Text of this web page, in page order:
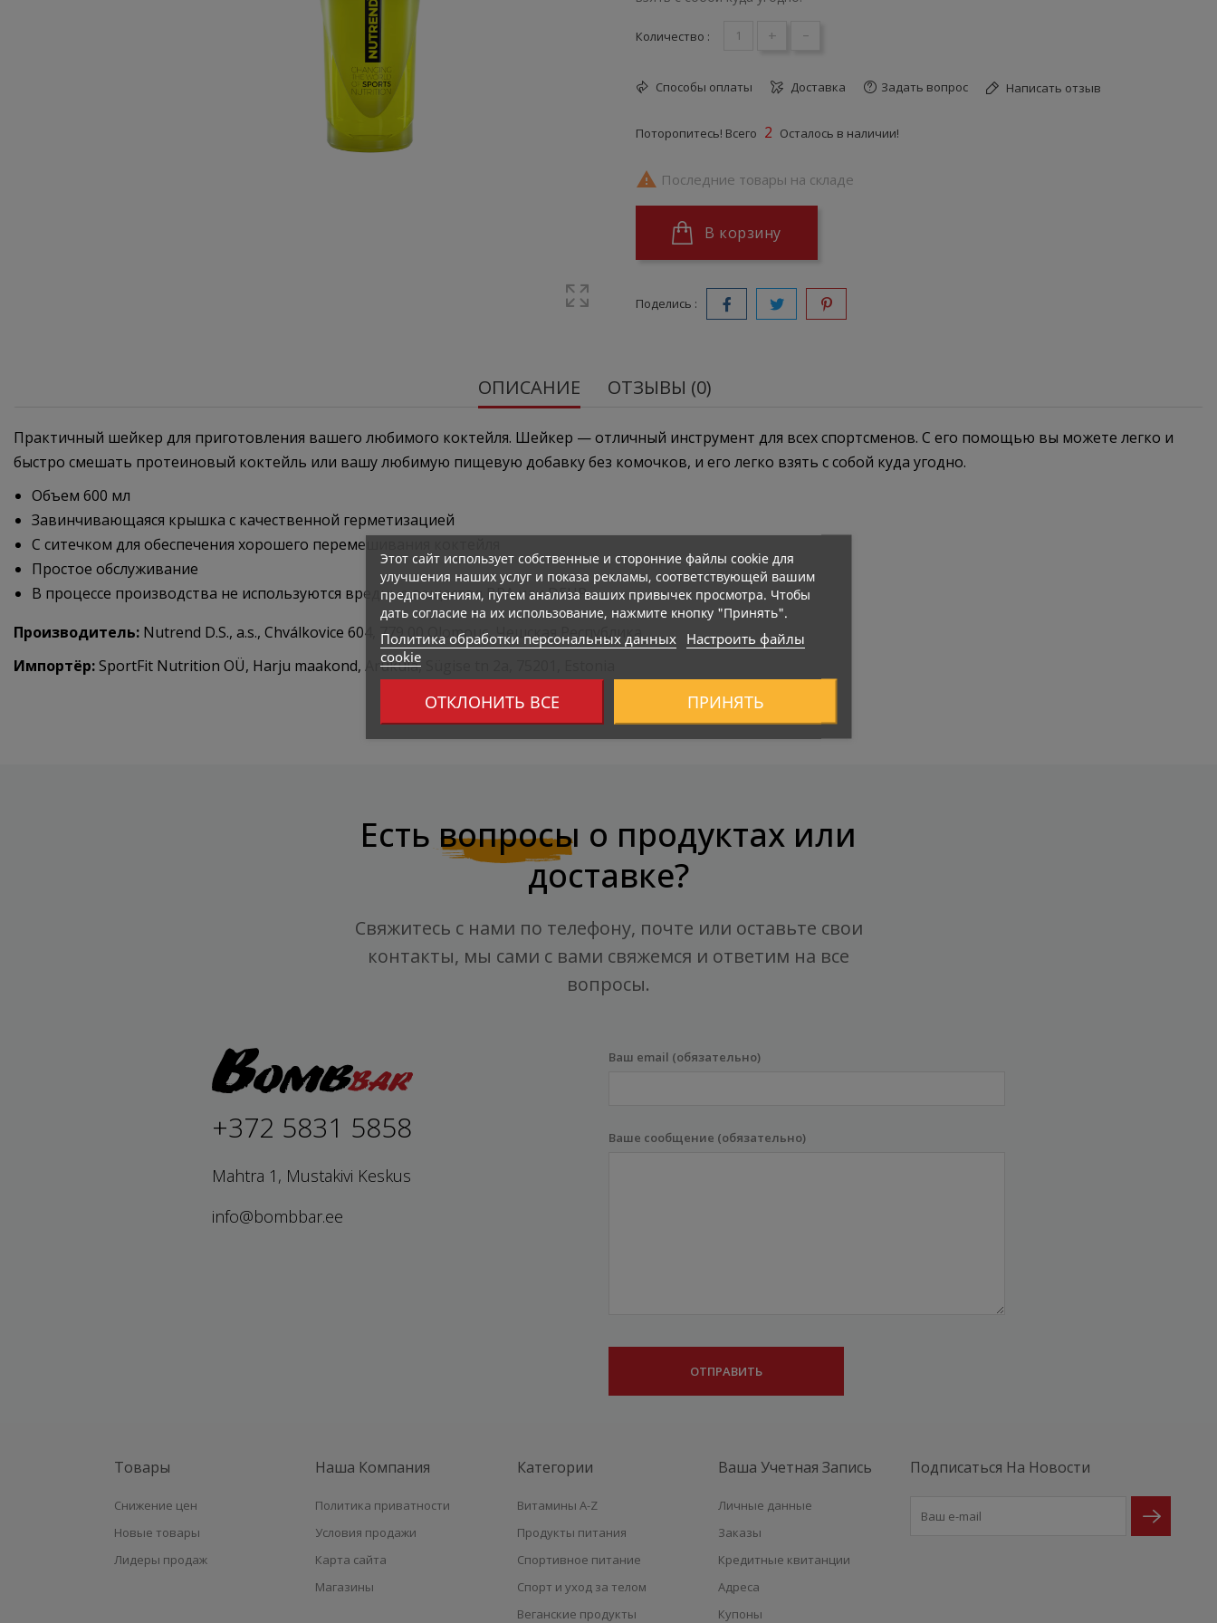
Количество : + -
Способы оплаты Доставка Задать вопрос Написать отзыв
Поторопитесь! Всего 2 Осталось в наличии!
 Последние товары на складе
В корзину
Поделись :
ОПИСАНИЕ ОТЗЫВЫ (0)
Практичный шейкер для приготовления вашего любимого коктейля. Шейкер — отличный инструмент для всех спортсменов. С его помощью вы можете легко и
быстро смешать протеиновый коктейль или вашу любимую пищевую добавку без комочков, и его легко взять с собой куда угодно.
Объем 600 мл
Завинчивающаяся крышка с качественной герметизацией
С ситечком для обеспечения хорошего перемешивания коктейля
Простое обслуживание
В процессе производства не используются вредные вещества BPA или DEHP
Производитель: Nutrend D.S., a.s., Chválkovice 604, 779 00 Olomouc, Чешская Республика
Импортёр:SportFit Nutrition OÜ, Harju maakond, Aruküla, Sügise tn 2a, 75201, Estonia
Есть вопросы о продуктах или
доставке?
Свяжитесь с нами по телефону, почте или оставьте свои
контакты, мы сами с вами свяжемся и ответим на все
вопросы.
+372 5831 5858
Mahtra 1, Mustakivi Keskus
info@bombbar.ee
Ваш email (обязательно)
Ваше сообщение (обязательно)
Товары
Снижение цен
Новые товары
Лидеры продаж
Наша Компания
Политика приватности
Условия продажи
Карта сайта
Магазины
Категории
Витамины A-Z
Продукты питания
Спортивное питание
Спорт и уход за телом
Веганские продукты
Ваша Учетная Запись
Личные данные
Заказы
Кредитные квитанции
Адреса
Купоны
Подписаться На Новости
Этот сайт использует собственные и сторонние файлы cookie для
улучшения наших услуг и показа рекламы, соответствующей вашим
предпочтениям, путем анализа ваших привычек просмотра. Чтобы
дать согласие на их использование, нажмите кнопку "Принять".
Политика обработки персональных данных
Настроить файлы
cookie
ОТКЛОНИТЬ ВСЕ ПРИНЯТЬ